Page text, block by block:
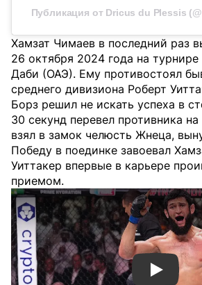
Публикация от Dricus du Plessis
Хамзат Чимаев в последний раз
26 октября 2024 года на
Даби (ОАЭ). Ему противостоял
среднего дивизиона Роберт
Борз решил не искать успеха в
30 секунд перевел противника
взял в замок челюсть Жнеца,
Победу в поединке завоевал
Уиттакер впервые в карьере
приемом.
Смотреть